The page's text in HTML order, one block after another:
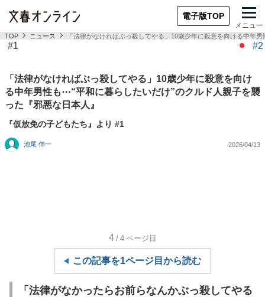
電子版TOP
メニュー
TOP ニュース 「法律がなければぶっ殺してやる」10歳少年に殺意を向ける中年
#1 #2
「法律がなければぶっ殺してやる」10歳少年に殺意を向け
る中年男性も⋯“平和に暮らしたいだけ”のクルド人親子を襲
った『邪悪な日本人』
『仮放免の子どもたち』より #1
池尾 伸一 2026/04/13
4 /4 ページ目
この記事を1ページ目から読む
「法律がなかったらお前らなんかぶっ殺してやる